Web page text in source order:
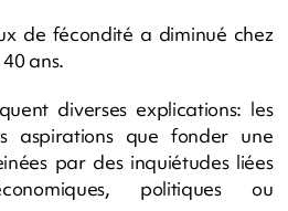
de fécondité a diminué chez
ans.
diverses explications: les
aspirations que fonder une
par des inquiétudes liées
politiques ou